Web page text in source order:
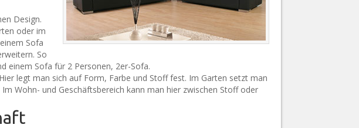
Design.
oder im
Sofa
So
einem Sofa für 2 Personen, 2er-Sofa.
legt man sich auf Form, Farbe und Stoff fest. Im Garten setzt man
Wohn- und Geschäftsbereich kann man hier zwischen Stoff oder